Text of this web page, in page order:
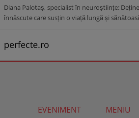
Diana Palotaș, specialist în neuroștiințe:
înnăscute care susțin o viață lungă și
perfecte.ro
EVENIMENT MENIU